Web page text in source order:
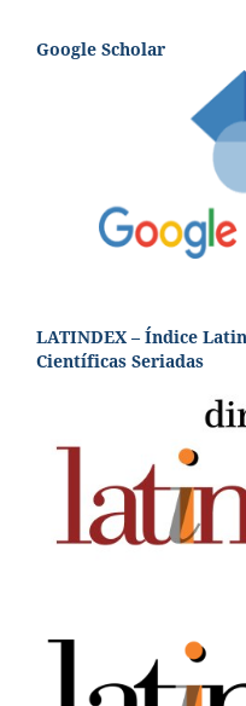
Google Scholar
LATINDEX – Índice
Científicas Seriadas